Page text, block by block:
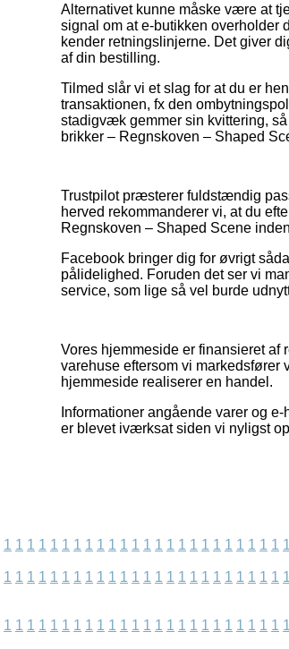
Alternativet kunne måske være at
signal om at e-butikken overholder
kender retningslinjerne. Det giver
af din bestilling.
Tilmed slår vi et slag for at du er
transaktionen, fx den
stadigvæk gemmer sin kvittering,
brikker – Regnskoven – Shaped
Trustpilot præsterer fuldstændig
herved rekommanderer vi, at du
Regnskoven – Shaped Scene
Facebook bringer dig for øvrigt
pålidelighed. Foruden det ser vi
service, som lige så vel burde
Vores hjemmeside er finansieret
varehuse eftersom vi markedsfører
hjemmeside realiserer en handel.
Informationer angående varer og
er blevet iværksat siden vi nyligst
1 1 1 1 1 1 1 1 1 1 1 1 1 1 1 1 1 1 1 1 1 1 1 1 1
1 1 1 1 1 1 1 1 1 1 1 1 1 1 1 1 1 1 1 1 1 1 1 1 1
1 1 1 1 1 1 1 1 1 1 1 1 1 1 1 1 1 1 1 1 1 1 1 1 1